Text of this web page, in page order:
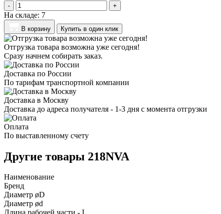
- +
На складе: 7
В корзину Купить в один клик
Отгрузка товара возможна уже сегодня!
Сразу начнем собирать заказ.
Доставка по России
По тарифам транспортной компании
Доставка в Москву
Доставка до адреса получателя - 1-3 дня с момента отгрузки
Оплата
По выставленному счету
Другие товары 218NVA
Наименование
Бренд
Диаметр øD
Диаметр ød